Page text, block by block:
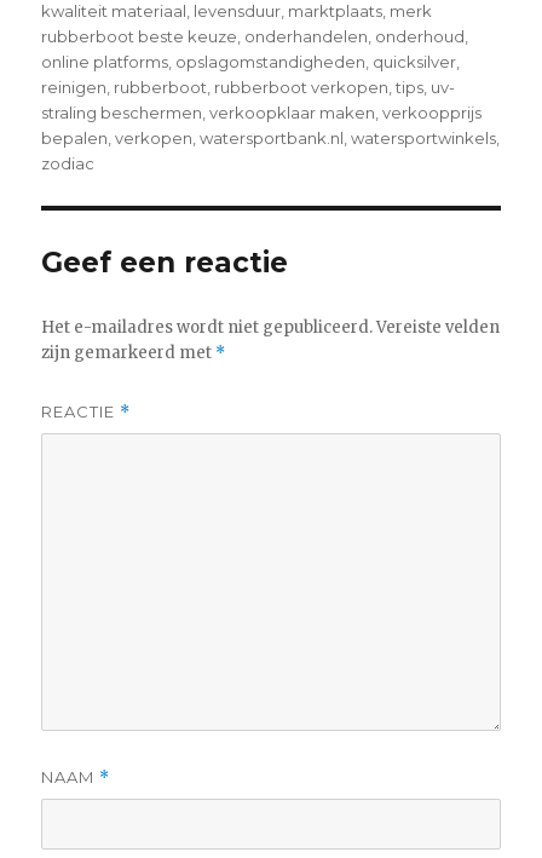
kwaliteit materiaal levensduur marktplaats merk
rubberboot beste keuze onderhandelen onderhoud
online platforms opslagomstandigheden quicksilver
reinigen rubberboot rubberboot verkopen ,tips uv-
straling beschermen ,verkoopklaar maken ,verkoopprijs
bepalen ,verkopen ,watersportbank.nl ,watersportwinkels
zodiac
Geef een reactie
Het e-mailadres wordt niet gepubliceerd. Vereiste velden
zijn gemarkeerd met *
REACTIE *
NAAM *